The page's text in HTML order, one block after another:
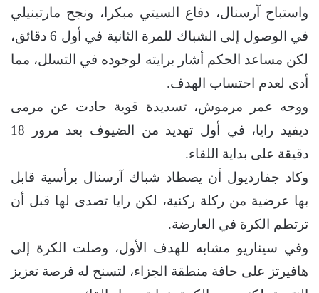
واستباح آرسنال، دفاع السيتي مبكرا، ونجح مارتينيلي
في الوصول إلى الشباك للمرة الثانية في أول 6 دقائق،
لكن مساعد الحكم أشار برايته لوجوده في التسلل، مما
أدى لعدم احتساب الهدف.
ووجه عمر مرموش، تسديدة قوية حادت عن مرمى
ديفيد رايا، في أول تهديد من الضيوف بعد مرور 18
دقيقة على بداية اللقاء.
وكاد جفارديول أن يصطاد شباك آرسنال برأسية قابل
بها عرضية من ركلة ركنية، لكن رايا تصدى لها قبل أن
ترتطم الكرة في العارضة.
وفي سيناريو مشابه للهدف الأول، وصلت الكرة إلى
هافيرتز على حافة منطقة الجزاء، لتسنح له فرصة تعزيز